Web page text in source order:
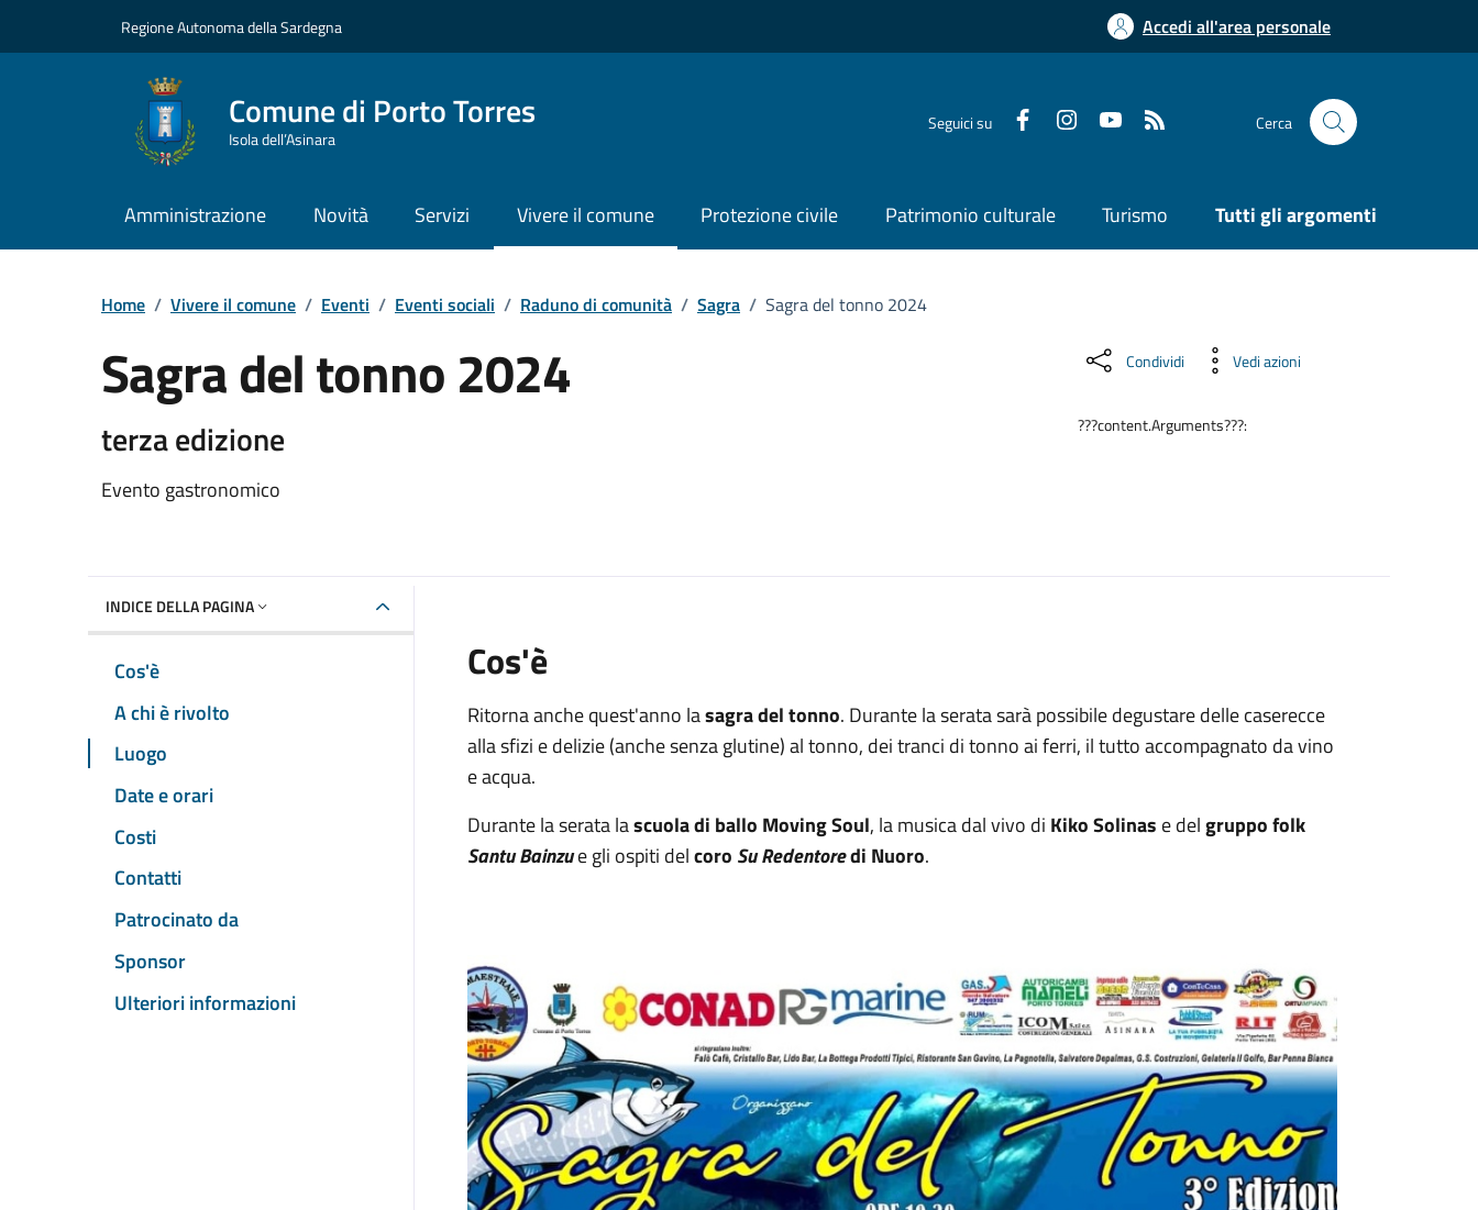
Regione Autonoma della Sardegna Accedi all'area personale
Comune di Porto Torres
Isola dell’Asinara
Seguici su Cerca
Amministrazione Novità Servizi Vivere il comune Protezione civile Patrimonio culturale Turismo Tutti gli argomenti
Home / Vivere il comune / Eventi / Eventi sociali / Raduno di comunità / Sagra / Sagra del tonno 2024
Sagra del tonno 2024
Dettaglio dell'evento
terza edizione
Evento gastronomico
Condividi Vedi azioni
???content.Arguments???:
INDICE DELLA PAGINA
Cos'è
A chi è rivolto
Luogo
Date e orari
Costi
Contatti
Patrocinato da
Sponsor
Ulteriori informazioni
Cos'è
Ritorna anche quest'anno lasagra del tonno. Durante la serata sarà possibile degustare delle caserecce
alla sfizi e delizie (anche senza glutine) al tonno, dei tranci di tonno ai ferri, il tutto accompagnato da vino
e acqua.
Durante la serata lascuola di ballo Moving Soul, la musica dal vivo di Kiko Solinas e delgruppo folk
Santu Bainzue gli ospiti delcoro Su Redentoredi Nuoro.